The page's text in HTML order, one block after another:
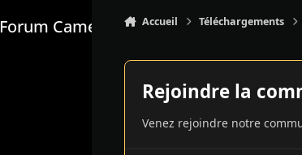
Forum Camel DesignAccueil Téléchargements
Rejoindre la
Venez rejoindre notre